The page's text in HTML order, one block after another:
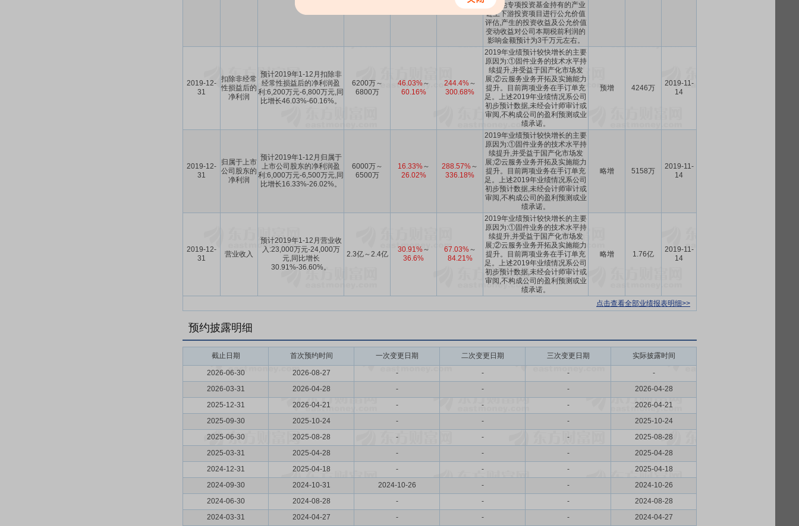
和其他专项投资基金持有的产业
链上下游投资项目进行公允价值
评估,产生的投资收益及公允价值
变动收益对公司本期税前利润的
影响金额预计为3千万元左右。
2019-12-
31
扣除非经常
性损益后的
净利润
预计2019年1-12月扣除非
经常性损益后的净利润盈
利:6,200万元-6,800万元,同
比增长46.03%-60.16%。
6200万～
6800万
46.03%～
60.16%
244.4%～
300.68%
2019年业绩预计较快增长的主要
原因为:①固件业务的技术水平持
续提升,并受益于国产化市场发
展;②云服务业务开拓及实施能力
提升。目前两项业务在手订单充
足。上述2019年业绩情况系公司
初步预计数据,未经会计师审计或
审阅,不构成公司的盈利预测或业
绩承诺。
预增 4246万
2019-11-
14
2019-12-
31
归属于上市
公司股东的
净利润
预计2019年1-12月归属于
上市公司股东的净利润盈
利:6,000万元-6,500万元,同
比增长16.33%-26.02%。
6000万～
6500万
16.33%～
26.02%
288.57%～
336.18%
2019年业绩预计较快增长的主要
原因为:①固件业务的技术水平持
续提升,并受益于国产化市场发
展;②云服务业务开拓及实施能力
提升。目前两项业务在手订单充
足。上述2019年业绩情况系公司
初步预计数据,未经会计师审计或
审阅,不构成公司的盈利预测或业
绩承诺。
略增 5158万
2019-11-
14
2019-12-
31
营业收入
预计2019年1-12月营业收
入:23,000万元-24,000万
元,同比增长
30.91%-36.60%。
2.3亿～2.4亿
30.91%～
36.6%
67.03%～
84.21%
2019年业绩预计较快增长的主要
原因为:①固件业务的技术水平持
续提升,并受益于国产化市场发
展;②云服务业务开拓及实施能力
提升。目前两项业务在手订单充
足。上述2019年业绩情况系公司
初步预计数据,未经会计师审计或
审阅,不构成公司的盈利预测或业
绩承诺。
略增 1.76亿
2019-11-
14
点击查看全部业绩报表明细>>
预约披露明细
截止日期 首次预约时间 一次变更日期 二次变更日期 三次变更日期 实际披露时间
2026-06-30 2026-08-27 - - -
-
2026-03-31
2026-04-28 - - -
2026-04-28
2025-12-31
2026-04-21 - - -
2026-04-21
2025-09-30
2025-10-24 - - -
2025-10-24
2025-06-30
2025-08-28 - - -
2025-08-28
2025-03-31
2025-04-28 - - -
2025-04-28
2024-12-31
2025-04-18 - - -
2025-04-18
2024-09-30
2024-10-31 2024-10-26 - -
2024-10-26
2024-06-30
2024-08-28 - - -
2024-08-28
2024-03-31
2024-04-27 - - - 2024-04-27